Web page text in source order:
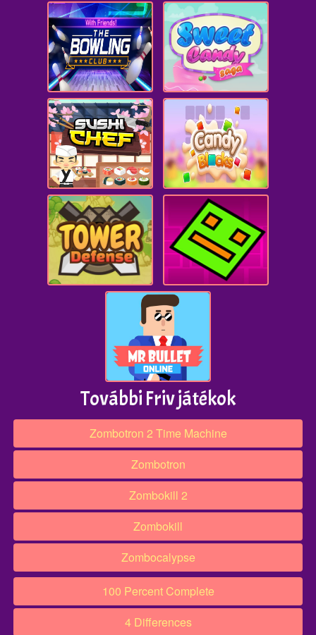
További Friv játékok
Zombotron 2 Time Machine
Zombotron
Zombokill 2
Zombokill
Zombocalypse
100 Percent Complete
4 Differences